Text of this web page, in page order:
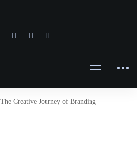
The Creative Journey of Branding